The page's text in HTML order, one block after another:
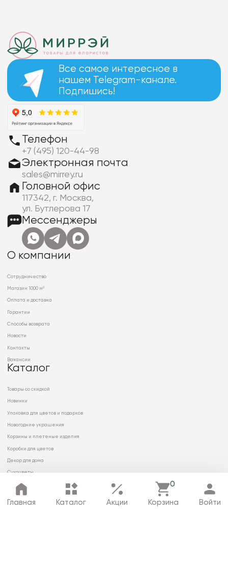
Главная Каталог Акции
0
Корзина Войти
Все самое интересное в
нашем Telegram-канале.
Подпишись!
Телефон
+7 (495) 120-44-98
Электронная почта
sales@mirrey.ru
Головной офис
117342, г. Москва,
ул. Бутлерова 17
Мессенджеры
О компании
Сотрудничество
Магазин 1000 м²
Оплата и доставка
Гарантии
Способы возврата
Новости
Контакты
Вакансии
Каталог
Товары со скидкой
Новинки
Упаковка для цветов и подарков
Новогодние украшения
Корзины и плетеные изделия
Коробки для цветов
Декор для дома
Сухоцветы
© 2026 ООО «МИРРЭЙ»